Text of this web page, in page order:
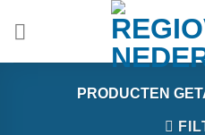
PRODUCTEN